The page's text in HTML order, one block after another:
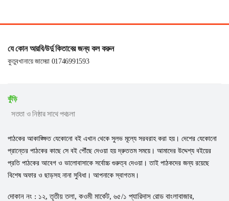
যে কোন আরবি/উর্দু কিতাবের জন্য কল করুন
কুতুবখানায়ে জামেয়া 01746991593
কুঁড়ি
সততা ও নিষ্ঠার সাথে পথচলা
পাঠকের আকাঙ্ক্ষিত যেকোনো বই এখান থেকে সুলভ মূল্যে সরবরাহ করা হয়। দেশের যেকোনো
প্রান্তের পাঠকের কাছে সে বই পৌঁছে দেওয়া হয় দ্রুততম সময়ে। আমাদের উদ্দেশ্য বইয়ের
প্রতি পাঠকের আবেগ ও ভালোবাসাকে সর্বোচ্চ গুরুত্ব দেওয়া। তাই পাঠকদের জন্য রয়েছে
বিশেষ অফার ও ছাড়সহ নানা সুবিধা। আপনাকে স্বাগতম।
দোকান নং : ১২, তৃতীয় তলা, কওমী মার্কেট, ৬৫/১ প্যারিদাস রোড বাংলাবাজার,